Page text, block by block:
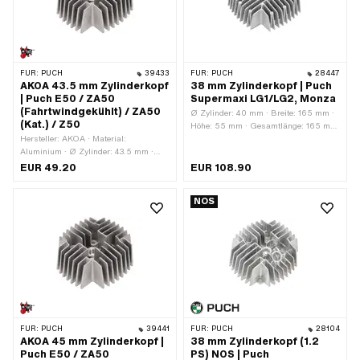
FÜR: PUCH 39433
AKOA 43.5 mm Zylinderkopf
| Puch E50 / ZA50
(Fahrtwindgekühlt) / ZA50
(Kat.) / Z50
Hersteller: AKOA · Material:
Aluminium · Ø Zylinder: 43.5 mm ·
Breite: 123.2 mm · Höhe: 54.5 mm ·
Befestigungspunkte: 4 Stk. · Lochbild
[mm]: 44 x 44 · Dekompressor: Nein ·
Anwendungsbereich: Tuning
EUR 49.20
FÜR: PUCH 28447
38 mm Zylinderkopf | Puch
Supermaxi LG1/LG2, Monza
Ø Zylinder: 40 mm · Breite: 165 mm ·
Höhe: 55 mm · Gesamtlänge: 165 mm
EUR 108.90
FÜR: PUCH 39441
AKOA 45 mm Zylinderkopf |
Puch E50 / ZA50
NOS
FÜR: PUCH 28104
38 mm Zylinderkopf (1.2
PS) NOS | Puch